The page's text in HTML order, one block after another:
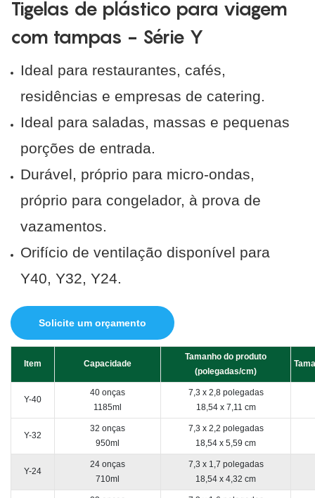
Tigelas de plástico para viagem
com tampas - Série Y
Ideal para restaurantes, cafés,
residências e empresas de catering.
Ideal para saladas, massas e pequenas
porções de entrada.
Durável, próprio para micro-ondas,
próprio para congelador, à prova de
vazamentos.
Orifício de ventilação disponível para
Y40, Y32, Y24.
Solicite um orçamento
Item Capacidade
Tamanho do produto
(polegadas/cm)
Y-40
40 onças
1185ml
7,3 x 2,8 polegadas
18,54 x 7,11 cm
Y-32
32 onças
950ml
7,3 x 2,2 polegadas
18,54 x 5,59 cm
Y-24
24 onças
710ml
7,3 x 1,7 polegadas
18,54 x 4,32 cm